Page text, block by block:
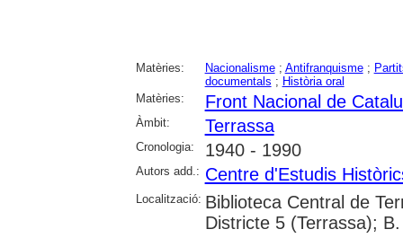
Matèries: Nacionalisme; Antifranquisme;
documentals ; Història oral
Matèries:
Front Nacional de
Àmbit: Terrassa
Cronologia: 1940 - 1990
Autors add.: Centre d'Estudis
Localització: Biblioteca Central de
Districte 5 (Terrassa);